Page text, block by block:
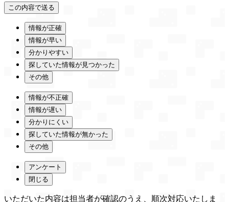
情報が正確
情報が早い
分かりやすい
探していた情報が見つかった
その他
情報が不正確
情報が遅い
分かりにくい
探していた情報が無かった
その他
アンケート
閉じる
いただいた内容は担当者が確認のうえ、順次対応いたしま